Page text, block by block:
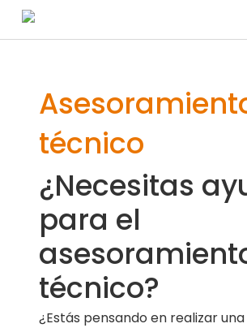
Skip
to
content
técnico
¿Necesitas
para el
técnico?
¿Estás pensando en realizar